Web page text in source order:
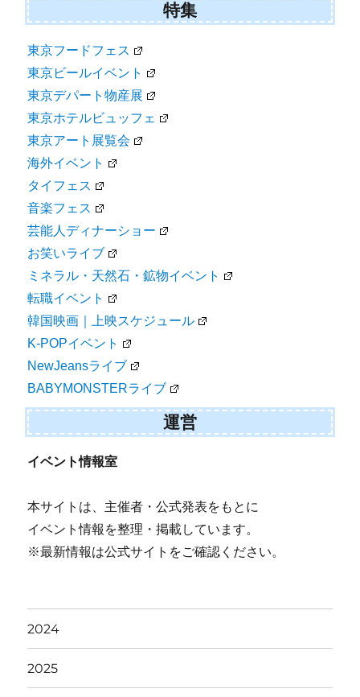
特集
東京フードフェス
東京ビールイベント
東京デパート物産展
東京ホテルビュッフェ
東京アート展覧会
海外イベント
タイフェス
音楽フェス
芸能人ディナーショー
お笑いライブ
ミネラル・天然石・鉱物イベント
転職イベント
韓国映画｜上映スケジュール
K-POPイベント
NewJeansライブ
BABYMONSTERライブ
運営
イベント情報室
本サイトは、主催者・公式発表をもとに
イベント情報を整理・掲載しています。
※最新情報は公式サイトをご確認ください。
2024
2025